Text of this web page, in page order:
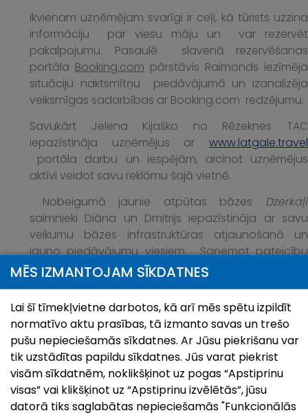
Ikvienam uzņēmējam svarīgi ir ceļi, kā tūrists uzzina
informāciju par viesu māju un var rezervēt
pakalpojumu. Pasaulē slavenā rezervēšanas
portāla Booking.com pārstāvis Raimonds iezīmēja
situāciju naktsmītņu piedāvājumā un izanalizēja
veiksmīgas sadarbības ar Booking.com redzējumu.
Savukārt Jelena Kijaško no Rēzeknes TAC
iepazīstināja uzņēmējus ar www.latgale.travel
portāla darbu un iespējām, aicinot uzņēmējus
aktīvi veidot savu reklāmu šajā vietnē.
Nobeigumā jaunie atpūtas bāzes Dzerkaļi
saimnieki Diāna un Dmitrijs iepazīstināja ar savu
veikumu bāzes infrastruktūras atjaunošanā un
jauno piedāvājumu viesiem. Saņemot pateicību
par kolēģu uzņemšanu. Lai veicas jaunajā tūrisma
panākumu atslēga!
Ludzas novada TIC
tic@ludza.lv;ligakondrate@inbox.lv;
29467925, 65707203
www.visitludza.lv
MĒS IZMANTOJAM SĪKDATNES
Lai šī tīmekļvietne darbotos, kā arī mēs spētu izpildīt
normatīvo aktu prasības, tā izmanto savas un trešo
pušu nepieciešamās sīkdatnes. Ar Jūsu piekrišanu var
tik uzstādītas papildu sīkdatnes. Jūs varat piekrist
visām sīkdatnēm, noklikšķinot uz pogas “Apstiprinu
visas” vai klikšķinot uz “Apstiprinu izvēlētās”, jūsu
datorā tiks saglabātas nepieciešamās "Funkcionālās